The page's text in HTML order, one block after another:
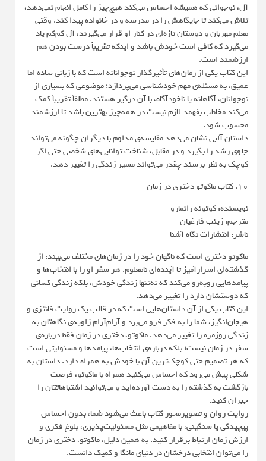
آل، نوجوانی که همیشه احساس می‌کند هیچ‌چیز را کامل انجام نمی‌دهد،
تلاش می‌کند تا جایگاهش را در مدرسه و در خانواده پیدا کند. وقتی
معلم مهربان و دوستان تازه‌ای در کنار او قرار می‌گیرند، آل کم‌کم یاد
می‌گیرد که کافی است خودش باشد و اینکه تقریباً درست بودن هم
ارزشمند است.
این کتاب یکی از رمان‌های تأثیرگذار نوجوانانه است که با زبانی ساده اما
عمیق، به مسئله‌ی مهم خودشناسی می‌پردازد؛ موضوعی که بسیاری از
نوجوانان، آگاهانه یا ناخودآگاه، با آن درگیر هستند. مطلقاً تقریباً کمک
می‌کند مخاطب بفهمد لازم نیست در همه‌چیز بهترین باشد تا ارزشمند
محسوب شود.
داستان آلبی نشان می‌دهد مقایسه‌ی مداوم با دیگران چگونه می‌تواند
جلوی رشد را بگیرد و در مقابل، شناخت توانایی‌های شخصی حتی اگر
کوچک به نظر برسند چقدر می‌تواند مسیر زندگی را تغییر دهد.
10. کتاب ماکوتو دختری در زمان
نویسنده: کوتونه رانمارو
مترجم: زینب فارغیان
ناشر: انتشارات نگاه آشنا
ماکوتو دختری است که ناگهان خود را در زمان‌های مختلف می‌بیند؛ از
گذشته‌ای اسرارآمیز تا آینده‌ای نامعلوم. هر سفر او را با انتخاب‌ها و
پیامدهایی روبه‌رو می‌کند که نه‌تنها زندگی خودش، بلکه زندگی کسانی
که دوستشان دارد را تغییر می‌دهد.
این کتاب یکی از آن داستان‌هایی است که در قالب یک روایت فانتزی و
هیجان‌انگیز، شما را به فکر فرو می‌برد و آرام‌آرام زاویه‌ی نگاهتان به
زندگی روزمره را تغییر می‌دهد. ماکوتو، دختری در زمان فقط درباره‌ی
سفر در زمان نیست؛ بلکه درباره‌ی انتخاب‌ها، پیامدها و مسئولیتی است
که هر تصمیم حتی کوچک‌ترین آن با خودش به همراه دارد. داستان به
شکلی پیش می‌رود که احساس می‌کنید همراه با ماکوتو، فرصت
بازگشت به گذشته را به دست آورده‌اید و می‌توانید اشتباهاتتان را
جبران کنید.
روایت روان و تصویرمحور کتاب باعث می‌شود شما، بدون احساس
پیچیدگی یا سنگینی، با مفاهیمی مثل مسئولیت‌پذیری، بلوغ فکری و
ارزش زمان ارتباط برقرار کنید. به همین دلیل، ماکوتو، دختری در زمان
را می‌توان انتخابی درخشان در دنیای مانگا و کمیک دانست.